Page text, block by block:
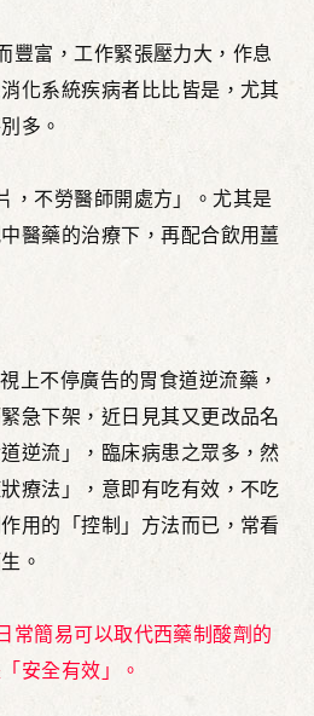
富，工作緊張壓力大，作息
化系統疾病者比比皆是，尤其
多。
，不勞醫師開處方」。尤其是
醫藥的治療下，再配合飲用薑
上不停廣告的胃食道逆流藥，
急下架，近日見其又更改品名
逆流」，臨床病患之眾多，然
療法」，意即有吃有效，不吃
用的「控制」方法而已，常看
。
常簡易可以取代西藥制酸劑的
安全有效」。